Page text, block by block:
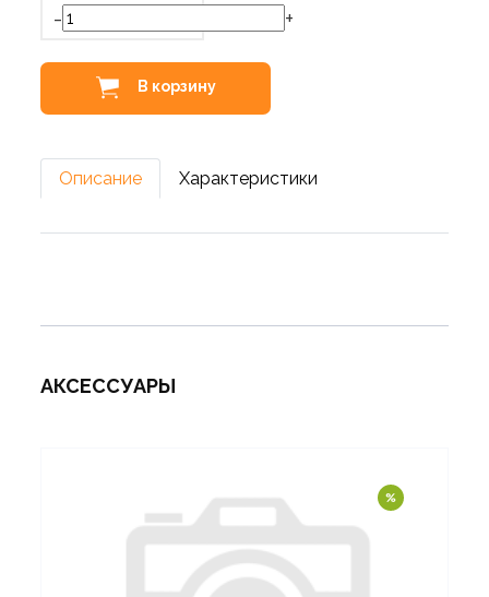
- +
В корзину
Описание Характеристики
АКСЕССУАРЫ